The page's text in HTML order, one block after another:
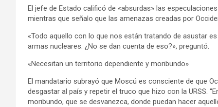
El jefe de Estado calificó de «absurdas» las
mientras que señalo que las amenazas creadas por
«Todo aquello con lo que nos están tratando de asustar
armas nucleares. ¿No se dan cuenta de eso?», preguntó.
«Necesitan un territorio dependiente y moribundo»
El mandatario subrayó que Moscú es consciente de que
desgastar al país y repetir el truco que hizo con la URSS.
moribundo, que se desvanezca, donde puedan hacer